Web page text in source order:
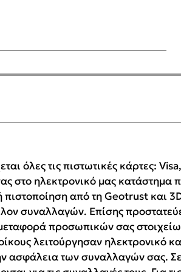
γεγονότα!
Ο εθισμός των παιδιών
είναι «το πρόβλημα»
Μια λέξη που συχνά
αγνοείς
Τι είναι η
Δανάη Δεληγεώργη
Συγχαρητήρια, Πέθανες!
όλες τις πιστωτικές κάρτες:
στο ηλεκτρονικό μας κατάστημα
από τη Geotrust και 3D
συναλλαγών. Επίσης
προσωπικών σας
λειτούργησαν ηλεκτρονικό
ασφάλεια των συναλλαγών σας.